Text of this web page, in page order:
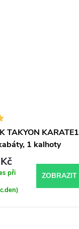
TAKYON KARATE1
1 kalhoty
při
ZOBRAZIT